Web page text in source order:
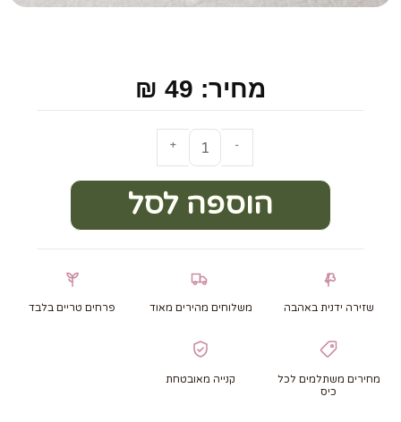
מחיר: 49 ₪
-
+
הוספה לסל
שזירה ידנית באהבה משלוחים מהירים מאוד פרחים טריים בלבד
מחירים משתלמים לכל
כיס
קנייה מאובטחת